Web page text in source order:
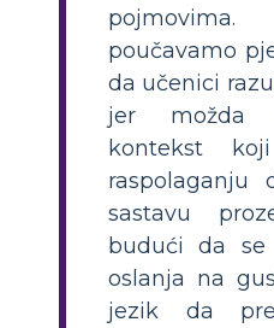
poučavamo
da učenici
jer možda
kontekst
sastavu
budući da se
oslanja na
jezik da